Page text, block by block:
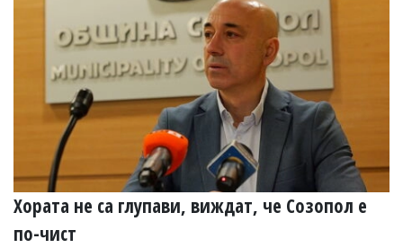
Хората не са глупави, виждат, че Созопол е
по-чист